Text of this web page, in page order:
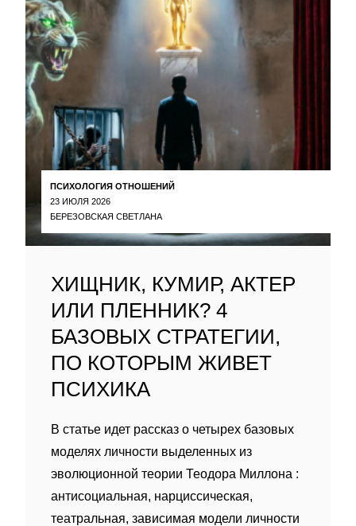
ПСИХОЛОГИЯ ОТНОШЕНИЙ
23 ИЮЛЯ 2026
БЕРЕЗОВСКАЯ СВЕТЛАНА
ХИЩНИК, КУМИР, АКТЕР
ИЛИ ПЛЕННИК? 4
БАЗОВЫХ СТРАТЕГИИ,
ПО КОТОРЫМ ЖИВЕТ
ПСИХИКА
В статье идет рассказ о четырех базовых
моделях личности выделенных из
эволюционной теории Теодора Миллона :
антисоциальная, нарциссическая,
театральная, зависимая модели личности